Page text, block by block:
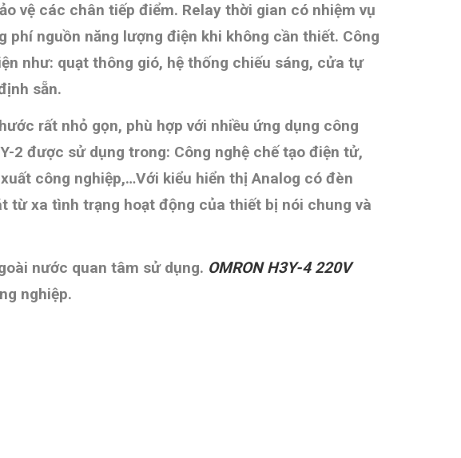
vệ các chân tiếp điểm. Relay thời gian có nhiệm vụ
nguồn năng lượng điện khi không cần thiết. Công
như: quạt thông gió, hệ thống chiếu sáng, cửa tự
sẵn.
rất nhỏ gọn, phù hợp với nhiều ứng dụng công
2 được sử dụng trong: Công nghệ chế tạo điện tử,
công nghiệp,…Với kiểu hiển thị Analog có đèn
từ xa tình trạng hoạt động của thiết bị nói chung và
nước quan tâm sử dụng. OMRON H3Y-4220V
nghiệp.